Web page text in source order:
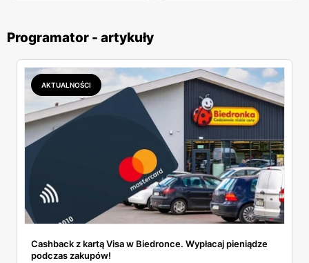
Programator - artykuły
AKTUALNOŚCI
Cashback z kartą Visa w Biedronce. Wypłacaj pieniądze
podczas zakupów!